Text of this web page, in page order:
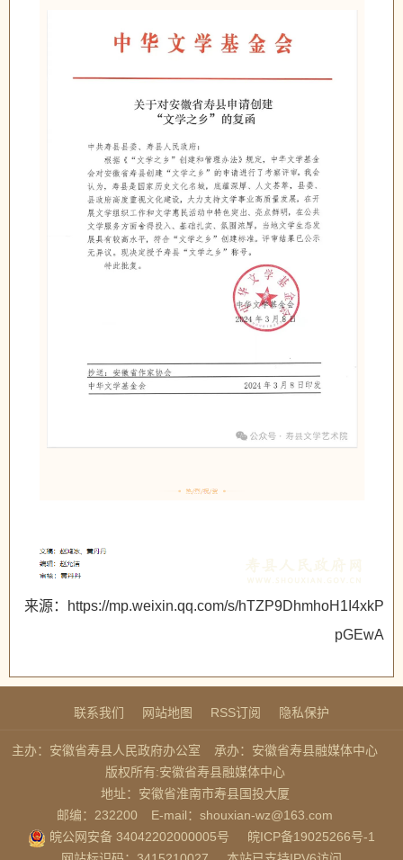
来源：https://mp.weixin.qq.com/s/hTZP9DhmhoH1I4xkP
pGEwA
联系我们 网站地图 RSS订阅 隐私保护
主办：安徽省寿县人民政府办公室
承办：安徽省寿县融媒体中心
版权所有:安徽省寿县融媒体中心
地址：安徽省淮南市寿县国投大厦
邮编：232200
E-mail：shouxian-wz@163.com
皖公网安备 34042202000005号
皖ICP备19025266号-1